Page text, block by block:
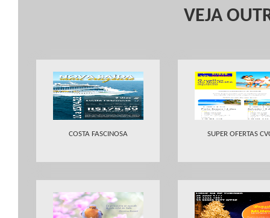
VEJA
COSTA FASCINOSA SUPER OFERTAS